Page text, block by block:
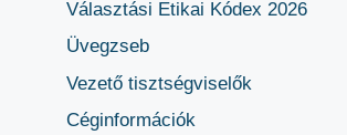
Választási Etikai Kódex 2026
Üvegzseb
Vezető tisztségviselők
Céginformációk